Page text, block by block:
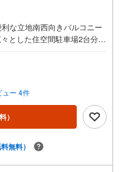
な立地南西向きバルコニー
とした住空間駐車場2台分あ
ます。人気物件には特に問
めにお電話ください。「室
りご予約いただくとご見学
車でお迎えに上がります。
】◆住宅ローンはお任せくだ
ーがご質問にお答えいたし
なに？・「確定申告書」っ
ュー 4件
）
無料）